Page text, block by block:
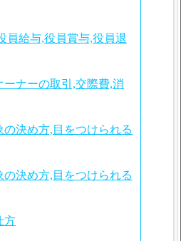
員給与,役員賞与,役員退
ナーの取引,交際費,消
決め方,目をつけられる
決め方,目をつけられる
方